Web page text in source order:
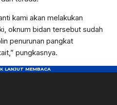
kami akan melakukan
oknum bidan tersebut sudah
penurunan pangkat
pungkasnya.